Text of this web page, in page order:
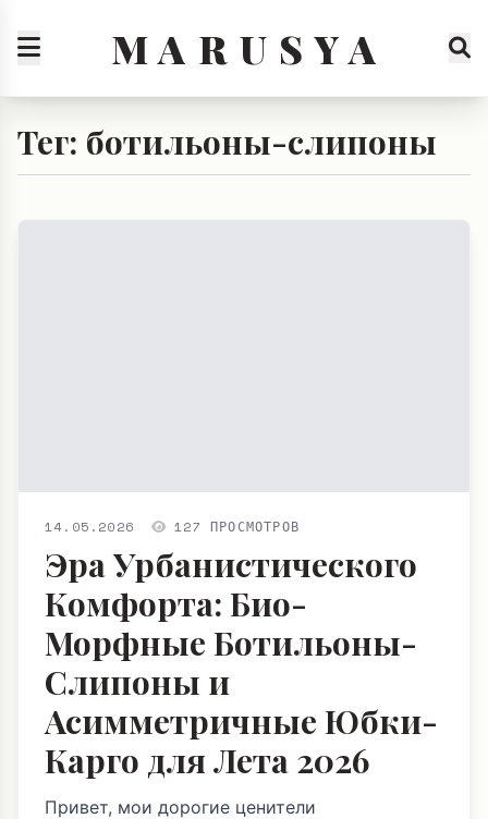
M A R U S Y A
Тег: ботильоны-слипоны
14.05.2026 127 ПРОСМОТРОВ
Эра Урбанистического
Комфорта: Био-
Морфные Ботильоны-
Слипоны и
Асимметричные Юбки-
Карго для Лета 2026
Привет, мои дорогие ценители